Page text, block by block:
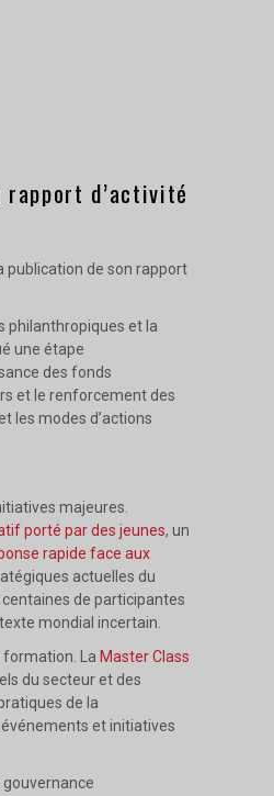
rapport d’activité
publication de son rapport
philanthropiques et la
une étape
des fonds
et le renforcement des
les modes d’actions
majeures.
porté par des jeunes, un
rapide face aux
actuelles du
de participantes
mondial incertain.
formation. La Master Class
du secteur et des
de la
et initiatives